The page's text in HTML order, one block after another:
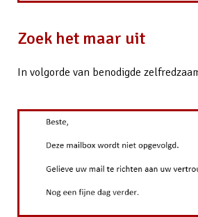
Zoek het maar uit
In volgorde van benodigde